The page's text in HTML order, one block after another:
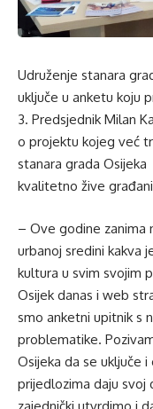
Udruženje stanara
uključe u anketu koju
3. Predsjednik Milan
o projektu kojeg već
stanara grada
kvalitetno žive
– Ove godine zanima
urbanoj sredini kakva
kultura u svim svojim
Osijek danas i web
smo anketni upitnik s
problematike.
Osijeka da se uključe
prijedlozima daju